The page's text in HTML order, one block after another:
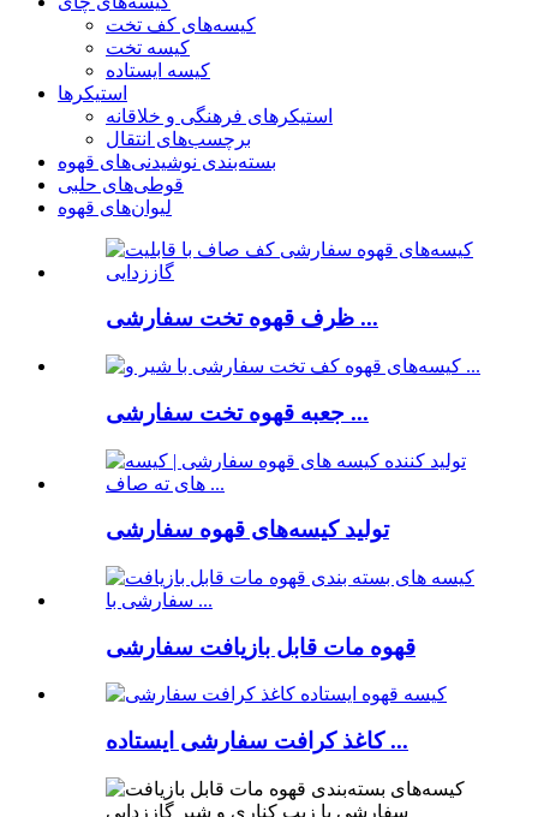
کیسه‌های کف تخت
کیسه تخت
کیسه ایستاده
استیکرها
استیکرهای فرهنگی و خلاقانه
برچسب‌های انتقال
بسته‌بندی نوشیدنی‌های قهوه
قوطی‌های حلبی
لیوان‌های قهوه
ظرف قهوه تخت سفارشی ...
جعبه قهوه تخت سفارشی ...
تولید کیسه‌های قهوه سفارشی
قهوه مات قابل بازیافت سفارشی
کاغذ کرافت سفارشی ایستاده ...